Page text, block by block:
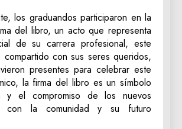
los graduandos participaron en la
del libro, un acto que representa
de su carrera profesional, este
compartido con sus seres queridos,
presentes para celebrar este
la firma del libro es un símbolo
el compromiso de los nuevos
con la comunidad y su futuro